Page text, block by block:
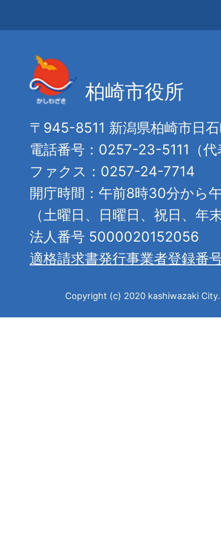
柏崎市役所
〒945-8511 新潟県柏崎市日
電話番号：0257-23-5111（代
ファクス：0257-24-7714
開庁時間：午前8時30分から
（土曜日、日曜日、祝日、年
法人番号 5000020152056
適格請求書発行事業者登録番
Copyright (c) 2020 kashiwazaki